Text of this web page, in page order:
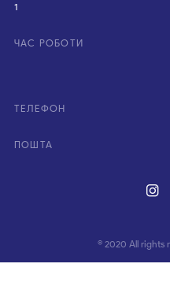
1
ЧАС РОБОТИ
ТЕЛЕФОН
ПОШТА
© 2020 All rights